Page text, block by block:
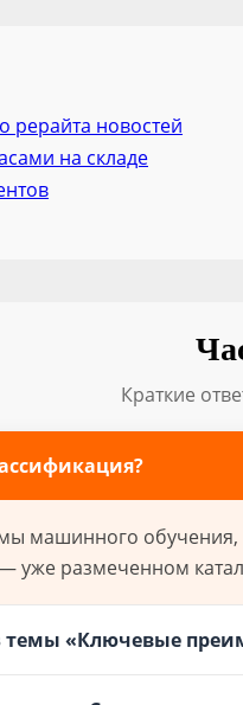
рерайта новостей
на складе
Краткие
машинного
уже размеченном
«Ключевые